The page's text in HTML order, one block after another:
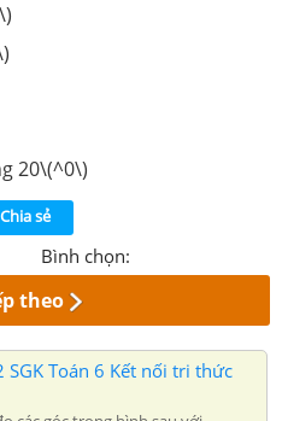
20\(^0\)
Chia sẻ
Bình chọn:
theo
Toán 6 Kết nối tri thức